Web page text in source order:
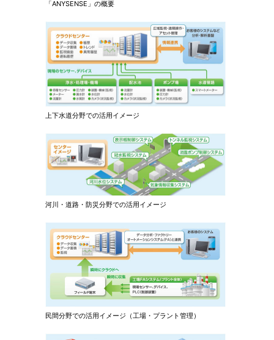
「ANYSENSE」の概要
上下水道分野での活用イメージ
河川・道路・防災分野での活用イメージ
民間分野での活用イメージ（工場・プラント管理）